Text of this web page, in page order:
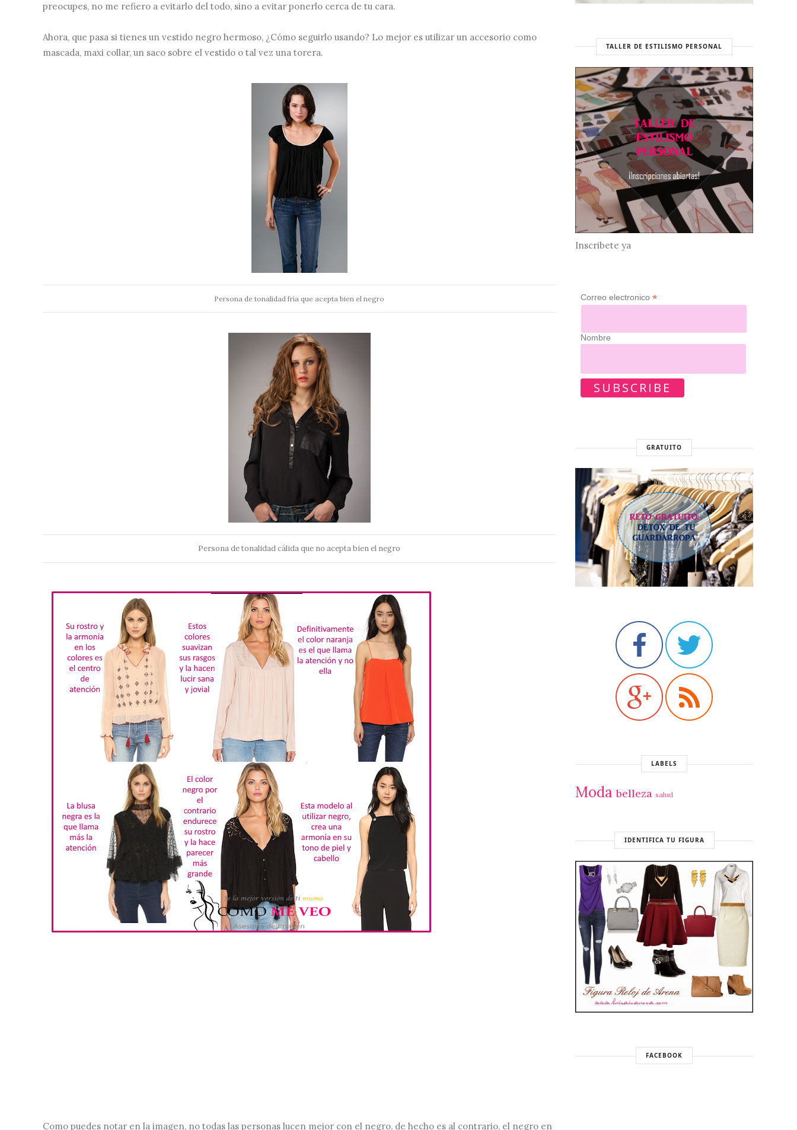
preocupes, no me refiero a evitarlo del todo, sino a evitar ponerlo cerca de tu cara.
Ahora, que pasa si tienes un vestido negro hermoso, ¿Cómo seguirlo usando? Lo mejor es utilizar un accesorio como
mascada, maxi collar, un saco sobre el vestido o tal vez una torera.
Persona de tonalidad fría que acepta bien el negro
Persona de tonalidad cálida que no acepta bien el negro
Como puedes notar en la imagen, no todas las personas lucen mejor con el negro, de hecho es al contrario, el negro en
TALLER DE ESTILISMO PERSONAL
Inscribete ya
Correo electronico *
Nombre
GRATUITO
LABELS
Moda belleza salud
IDENTIFICA TU FIGURA
FACEBOOK